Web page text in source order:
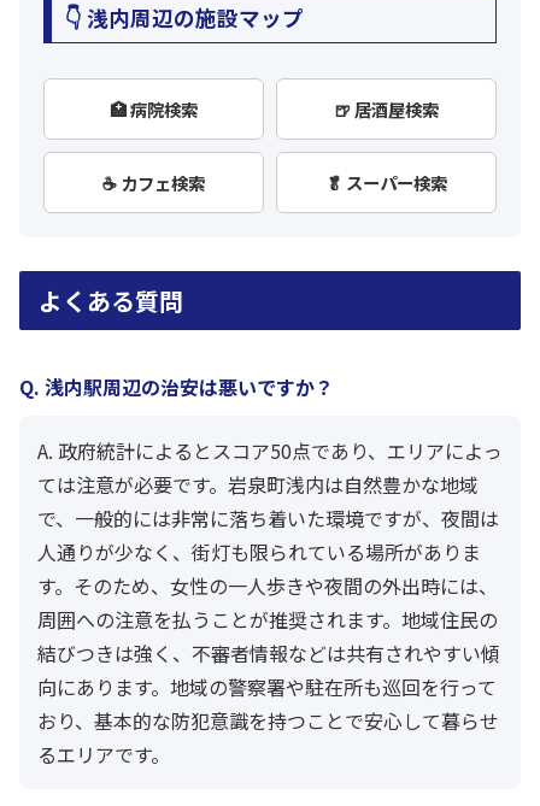
👇 浅内周辺の施設マップ
🏥 病院検索 🍺 居酒屋検索
☕ カフェ検索 🥬 スーパー検索
よくある質問
Q. 浅内駅周辺の治安は悪いですか？
A. 政府統計によるとスコア50点であり、エリアによっ
ては注意が必要です。岩泉町浅内は自然豊かな地域
で、一般的には非常に落ち着いた環境ですが、夜間は
人通りが少なく、街灯も限られている場所がありま
す。そのため、女性の一人歩きや夜間の外出時には、
周囲への注意を払うことが推奨されます。地域住民の
結びつきは強く、不審者情報などは共有されやすい傾
向にあります。地域の警察署や駐在所も巡回を行って
おり、基本的な防犯意識を持つことで安心して暮らせ
るエリアです。